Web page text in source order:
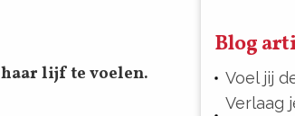
lijf te voelen.
Blog
Voel jij
Verlaag